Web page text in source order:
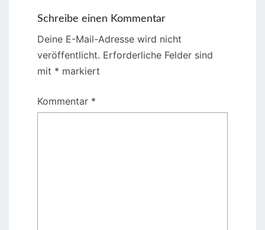
Schreibe einen Kommentar
Deine E-Mail-Adresse wird nicht
veröffentlicht. Erforderliche Felder sind
mit * markiert
Kommentar *